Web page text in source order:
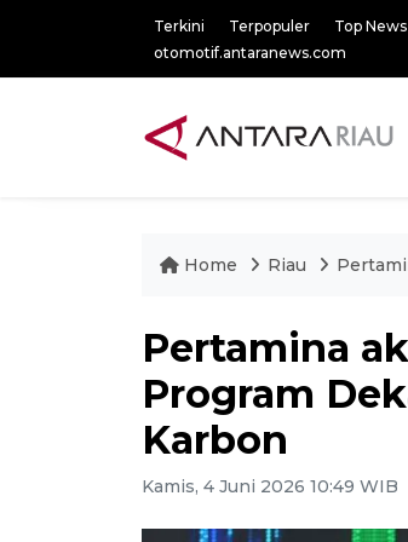
Terkini Terpopuler Top News
otomotif.antaranews.com
Home Riau
Pertamina
Program
Karbon
Kamis, 4 Juni 2026 10:49 WIB